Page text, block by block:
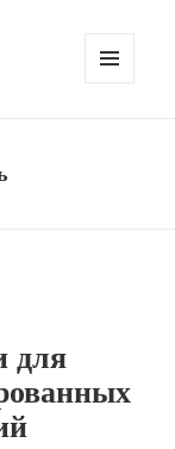
для